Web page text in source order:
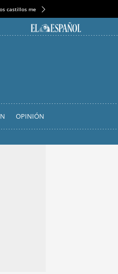
castillos medievales más espectaculares
OPINIÓN